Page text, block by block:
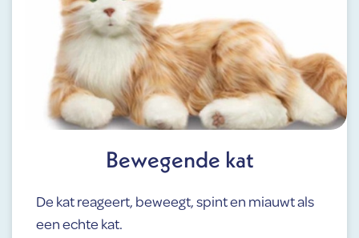
Bewegende kat
De kat reageert, beweegt, spint en miauwt als
een echte kat.